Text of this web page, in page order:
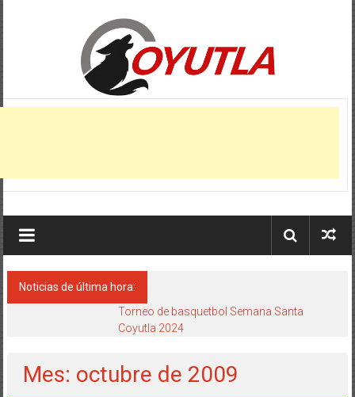
Coyutla,
de
estado
Veracruz
Noticias de última hora:
Torneo de basquetbol Semana Santa
Coyutla 2024
Mes: octubre de 2009